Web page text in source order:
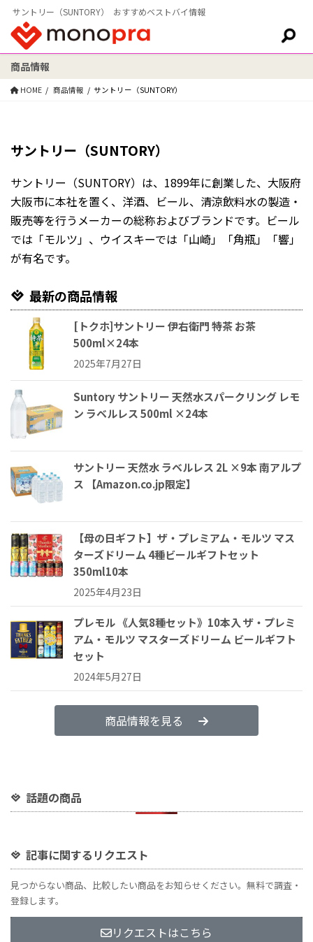
サントリー（SUNTORY） おすすめベストバイ情報
検索:
商品情報
HOME 商品情報 サントリー（SUNTORY）
サントリー（SUNTORY）
サントリー（SUNTORY）は、1899年に創業した、大阪府
大阪市に本社を置く、洋酒、ビール、清涼飲料水の製造・
販売等を行うメーカーの総称およびブランドです。ビール
では「モルツ」、ウイスキーでは「山崎」「角瓶」「響」
が有名です。
最新の商品情報
[トクホ]サントリー 伊右衛門 特茶 お茶
500ml×24本
2025年7月27日
Suntory サントリー 天然水スパークリング レモ
ン ラベルレス 500ml ×24本
サントリー 天然水 ラベルレス 2L ×9本 南アルプ
ス 【Amazon.co.jp限定】
【母の日ギフト】ザ・プレミアム・モルツ マス
ターズドリーム 4種ビールギフトセット
350ml10本
2025年4月23日
プレモル 《人気8種セット》10本入 ザ・プレミ
アム・モルツ マスターズドリーム ビールギフト
セット
2024年5月27日
商品情報を見る
話題の商品
記事に関するリクエスト
見つからない商品、比較したい商品をお知らせください。無料で調査・
登録します。
リクエストはこちら